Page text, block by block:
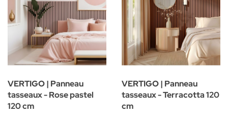
VERTIGO | Panneau
tasseaux - Rose pastel
120 cm
VERTIGO | Panneau
tasseaux - Terracotta 120
cm